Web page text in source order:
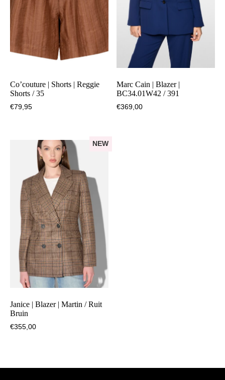
Co’couture | Shorts | Reggie
Shorts / 35
€79,95
Marc Cain | Blazer |
BC34.01W42 / 391
€369,00
NEW
Janice | Blazer | Martin / Ruit
Bruin
€355,00